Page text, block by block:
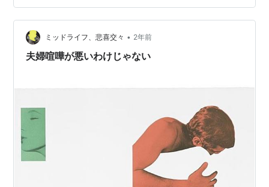
言葉の通じる外国人同士の共同生活なんだこれは、歩み
寄り、歩み寄るしかない。 と言い聞かせる。 先日、わた
しが音楽活動をしていた頃を知っている古い友人と久し
ぶりに話した。 当時彼は…
ミッドライフ、悲喜交々 • 2年前
夫婦喧嘩が悪いわけじゃない